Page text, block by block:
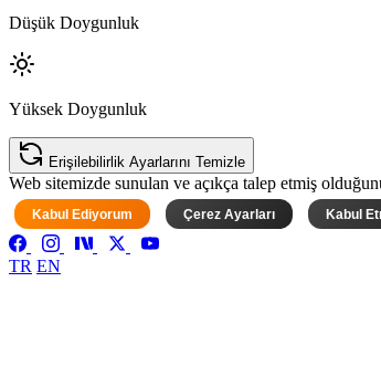
Düşük Doygunluk
Yüksek Doygunluk
Erişilebilirlik Ayarlarını Temizle
Web sitemizde sunulan ve açıkça talep etmiş
Kabul Ediyorum Çerez Ayarları Kabul
TR EN